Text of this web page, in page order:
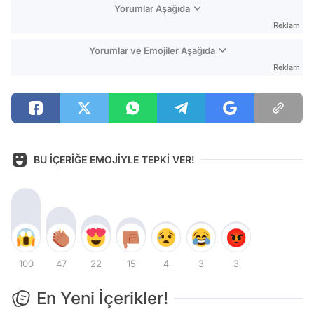
Yorumlar Aşağıda
Reklam
Yorumlar ve Emojiler Aşağıda
Reklam
BU İÇERİĞE EMOJİYLE TEPKİ VER!
100 47 22 15 4 3 3
En Yeni İçerikler!